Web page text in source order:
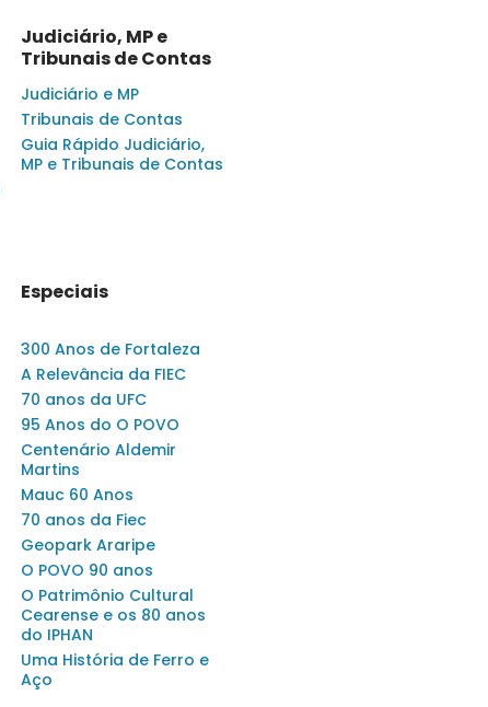
Judiciário, MP e
Tribunais de Contas
Judiciário e MP
Tribunais de Contas
Guia Rápido Judiciário,
MP e Tribunais de Contas
Especiais
300 Anos de Fortaleza
A Relevância da FIEC
70 anos da UFC
95 Anos do O POVO
Centenário Aldemir
Martins
Mauc 60 Anos
70 anos da Fiec
Geopark Araripe
O POVO 90 anos
O Patrimônio Cultural
Cearense e os 80 anos
do IPHAN
Uma História de Ferro e
Aço